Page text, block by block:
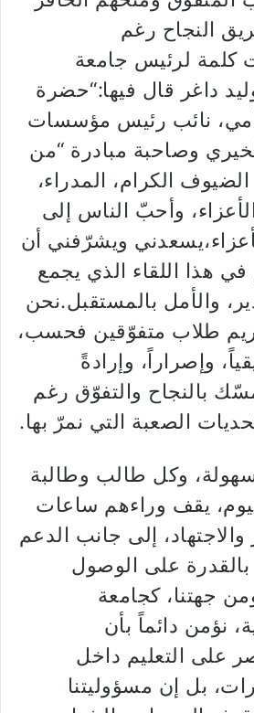
النجاح رغم
كلمة لرئيس جامعة
داغر قال فيها:“حضرة
نائب رئيس مؤسسات
وصاحبة مبادرة “من
الكرام، المدراء،
وأحبّ الناس إلى
ويشرّفني أن
في هذا اللقاء الذي يجمع
والأمل بالمستقبل.نحن
طلاب متفوّقين فحسب،
وإصراراً، وإرادةً
بالنجاح والتفوّق رغم
الصعبة التي نمرّ بها.
وكل طالب وطالبة
يقف وراءهم ساعات
إلى جانب الدعم
بالقدرة على الوصول
جهتنا، كجامعة
نؤمن دائماً بأن
على التعليم داخل
بل إن مسؤوليتنا